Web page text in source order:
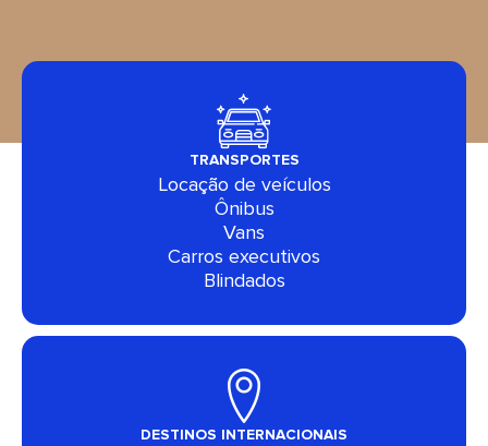
TRANSPORTES
Locação de veículos
Ônibus
Vans
Carros executivos
Blindados
DESTINOS INTERNACIONAIS